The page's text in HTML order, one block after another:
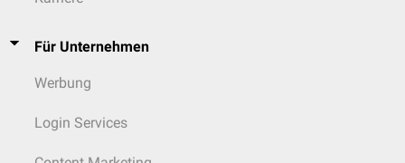
Für Unternehmen
Werbung
Login Services